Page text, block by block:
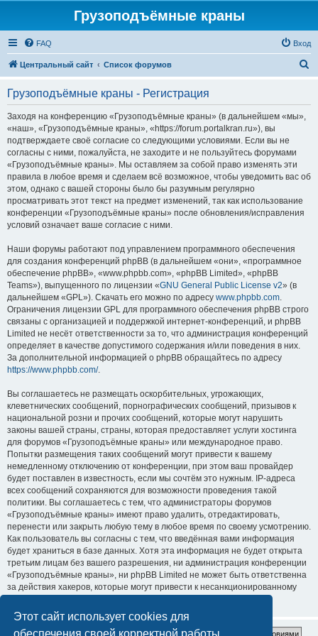
Этот сайт использует cookies для
обеспечения своей корректной работы.
Грузоподъёмные краны
FAQ Вход
Центральный сайт Список форумов
Грузоподъёмные краны - Регистрация
Заходя на конференцию «Грузоподъёмные краны» (в дальнейшем «мы»,
«наш», «Грузоподъёмные краны», «https://forum.portalkran.ru»), вы
подтверждаете своё согласие со следующими условиями. Если вы не
согласны с ними, пожалуйста, не заходите и не пользуйтесь форумами
«Грузоподъёмные краны». Мы оставляем за собой право изменять эти
правила в любое время и сделаем всё возможное, чтобы уведомить вас об
этом, однако с вашей стороны было бы разумным регулярно
просматривать этот текст на предмет изменений, так как использование
конференции «Грузоподъёмные краны» после обновления/исправления
условий означает ваше согласие с ними.
Наши форумы работают под управлением программного обеспечения
для создания конференций phpBB (в дальнейшем «они», «программное
обеспечение phpBB», «www.phpbb.com», «phpBB Limited», «phpBB
Teams»), выпущенного по лицензии «GNU General Public License v2» (в
дальнейшем «GPL»). Скачать его можно по адресу www.phpbb.com.
Ограничения лицензии GPL для программного обеспечения phpBB строго
связаны с организацией и поддержкой интернет-конференций, и phpBB
Limited не несёт ответственности за то, что администрация конференций
определяет в качестве допустимого содержания и/или поведения в них.
За дополнительной информацией о phpBB обращайтесь по адресу
https://www.phpbb.com/.
Вы соглашаетесь не размещать оскорбительных, угрожающих,
клеветнических сообщений, порнографических сообщений, призывов к
национальной розни и прочих сообщений, которые могут нарушить
законы вашей страны, страны, которая предоставляет услуги хостинга
для форумов «Грузоподъёмные краны» или международное право.
Попытки размещения таких сообщений могут привести к вашему
немедленному отключению от конференции, при этом ваш провайдер
будет поставлен в известность, если мы сочтём это нужным. IP-адреса
всех сообщений сохраняются для возможности проведения такой
политики. Вы соглашаетесь с тем, что администраторы форумов
«Грузоподъёмные краны» имеют право удалить, отредактировать,
перенести или закрыть любую тему в любое время по своему усмотрению.
Как пользователь вы согласны с тем, что введённая вами информация
будет храниться в базе данных. Хотя эта информация не будет открыта
третьим лицам без вашего разрешения, ни администрация конференции
«Грузоподъёмные краны», ни phpBB Limited не может быть ответственна
за действия хакеров, которые могут привести к несанкционированному